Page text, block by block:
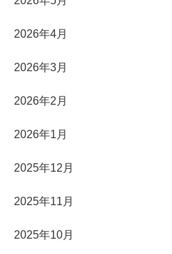
2026年4月
2026年3月
2026年2月
2026年1月
2025年12月
2025年11月
2025年10月